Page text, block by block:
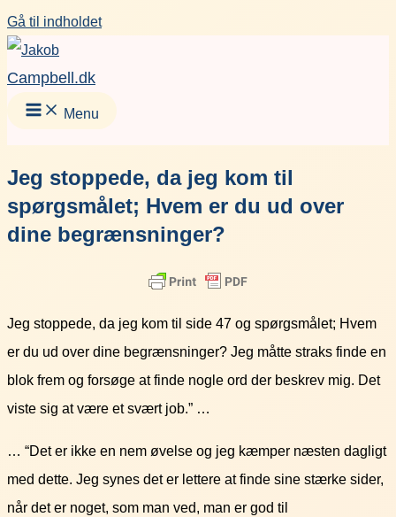
Gå til indholdet
Campbell.dk
Menu
Jeg stoppede, da jeg kom til
spørgsmålet; Hvem er du ud over
dine begrænsninger?
Jeg stoppede, da jeg kom til side 47 og spørgsmålet; Hvem
er du ud over dine begrænsninger? Jeg måtte straks finde en
blok frem og forsøge at finde nogle ord der beskrev mig. Det
viste sig at være et svært job.” …
… “Det er ikke en nem øvelse og jeg kæmper næsten dagligt
med dette. Jeg synes det er lettere at finde sine stærke sider,
når det er noget, som man ved, man er god til